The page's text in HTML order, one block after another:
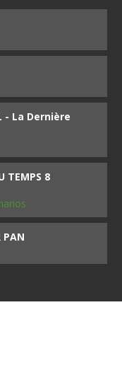
- La Dernière
TEMPS 8
PAN